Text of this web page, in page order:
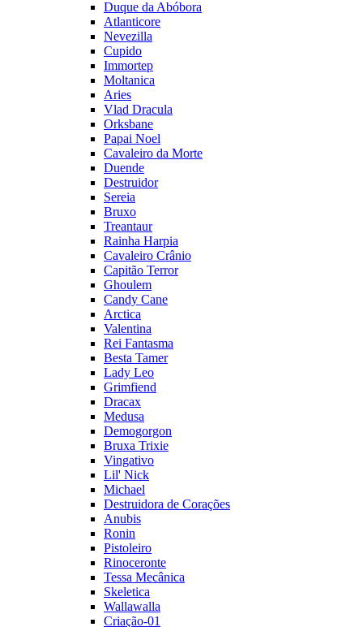
Duque da Abóbora
Atlanticore
Nevezilla
Cupido
Immortep
Moltanica
Aries
Vlad Dracula
Orksbane
Papai Noel
Cavaleiro da Morte
Duende
Destruidor
Sereia
Bruxo
Treantaur
Rainha Harpia
Cavaleiro Crânio
Capitão Terror
Ghoulem
Candy Cane
Arctica
Valentina
Rei Fantasma
Besta Tamer
Lady Leo
Grimfiend
Dracax
Medusa
Demogorgon
Bruxa Trixie
Vingativo
Lil' Nick
Michael
Destruidora de Corações
Anubis
Ronin
Pistoleiro
Rinoceronte
Tessa Mecânica
Skeletica
Wallawalla
Criação-01